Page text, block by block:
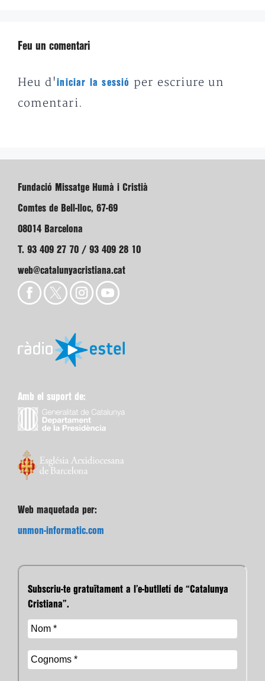
Feu un comentari
Heu d'iniciar la sessió
per escriure un
comentari.
Fundació Missatge Humà i Cristià
Comtes de Bell-lloc, 67-69
08014 Barcelona
T. 93 409 27 70 / 93 409 28 10
web@catalunyacristiana.cat
Amb el suport de:
Web maquetada per:
unmon-informatic.com
Subscriu-te gratuïtament a l’e-butlletí de “Catalunya
Cristiana”.